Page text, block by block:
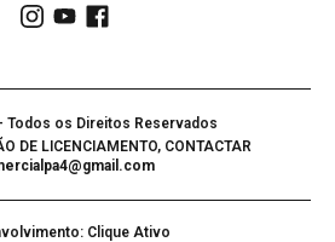
Todos os Direitos Reservados
DE LICENCIAMENTO, CONTACTAR
Clique Ativo